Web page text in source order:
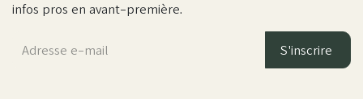
infos pros en avant-première.
S'inscrire